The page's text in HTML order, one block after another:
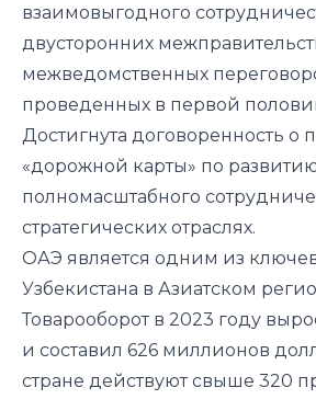
взаимовыгодного
двусторонних
межведомственных
проведенных в первой
Достигнута договоренность о
«дорожной карты» по
полномасштабного
стратегических отраслях.
ОАЭ является одним из
Узбекистана в Азиатском
Товарооборот в 2023 году
и составил 626 миллионов
стране действуют свыше 320